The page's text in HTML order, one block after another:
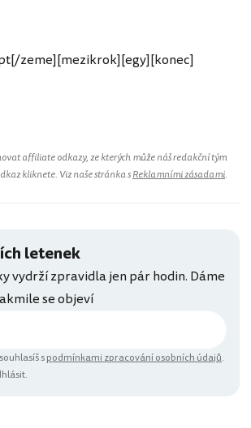
zeme][mezikrok][egy][konec]
affiliate odkazy, ze kterých může náš redakční tým
kliknete. Viz naše stránka sReklamními zásadami.
letenek
vydrží zpravidla jen pár hodin. Dáme
se objeví
spodmínkami zpracování osobních údajů.